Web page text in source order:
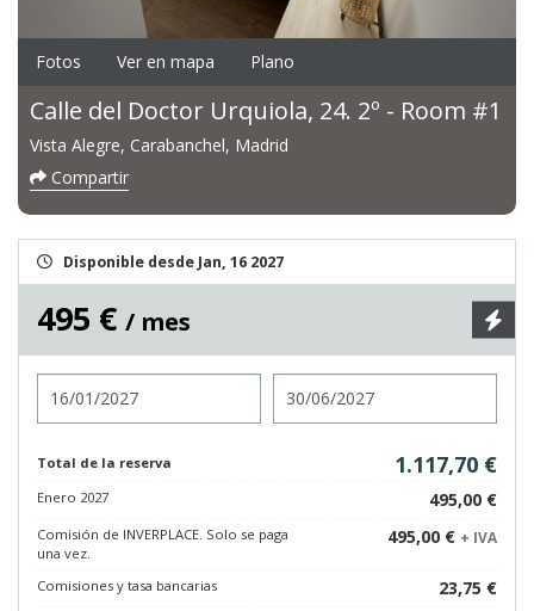
Fotos Ver en mapa Plano
Calle del Doctor Urquiola, 24. 2º - Room #1
Vista Alegre, Carabanchel, Madrid
Compartir
Disponible desde Jan, 16 2027
495 € / mes
Total de la reserva 1.117,70 €
Enero 2027 495,00 €
Comisión de INVERPLACE. Solo se paga
una vez.
495,00 € + IVA
Comisiones y tasa bancarias
23,75 €